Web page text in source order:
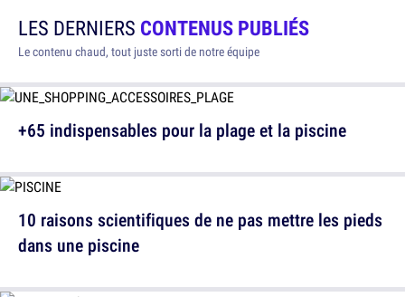
LES DERNIERS CONTENUS PUBLIÉS
Le contenu chaud, tout juste sorti de notre équipe
+65 indispensables pour la plage et la piscine
10 raisons scientifiques de ne pas mettre les pieds
dans une piscine